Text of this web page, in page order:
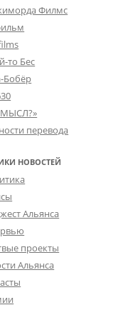
Филмс
то Бес
Бобёр
перевода
НОВОСТЕЙ
Альянса
проекты
Альянса